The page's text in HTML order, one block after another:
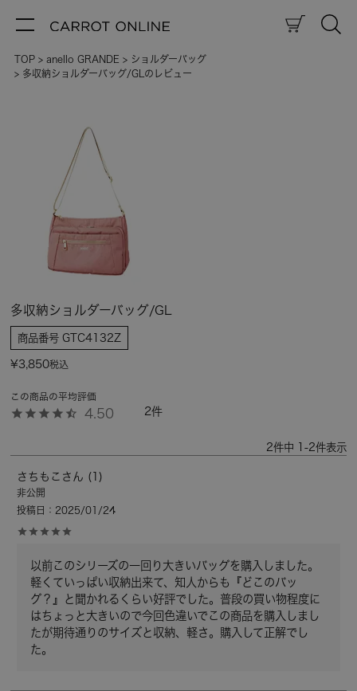
TOP anello GRANDE
ショルダーバッグ
多収納ショルダーバッグ/GLのレビュー
多収納ショルダーバッグ/GL
商品番号 GTC4132Z
¥3,850税込
4.50 2
2件中 -2件表示
さちもこ
非公開
投稿日
2025/01/24
以前このシリーズの一回り大きいバッグを購入しました。
軽くていっぱい収納出来て、知人からも『どこのバッ
グ？』と聞かれるくらい好評でした。普段の買い物程度に
はちょっと大きいので今回色違いでこの商品を購入しまし
たが期待通りのサイズと収納、軽さ。購入して正解でし
た。